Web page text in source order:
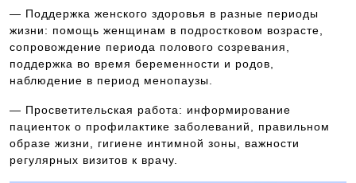
— Поддержка женского здоровья в разные периоды
жизни: помощь женщинам в подростковом возрасте,
сопровождение периода полового созревания,
поддержка во время беременности и родов,
наблюдение в период менопаузы.
— Просветительская работа: информирование
пациенток о профилактике заболеваний, правильном
образе жизни, гигиене интимной зоны, важности
регулярных визитов к врачу.